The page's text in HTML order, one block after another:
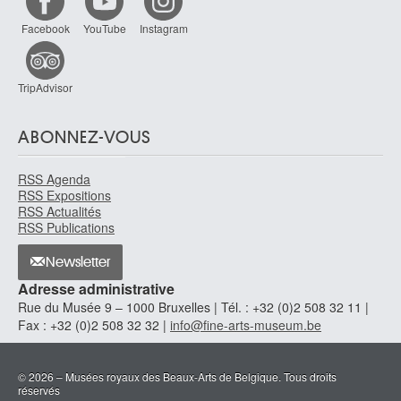
Facebook YouTube Instagram
TripAdvisor
ABONNEZ-VOUS
RSS Agenda
RSS Expositions
RSS Actualités
RSS Publications
Newsletter
Adresse administrative
Rue du Musée 9 – 1000 Bruxelles | Tél. : +32 (0)2 508 32 11 |
Fax : +32 (0)2 508 32 32 | info@fine-arts-museum.be
© 2026 – Musées royaux des Beaux-Arts de Belgique. Tous droits
réservés